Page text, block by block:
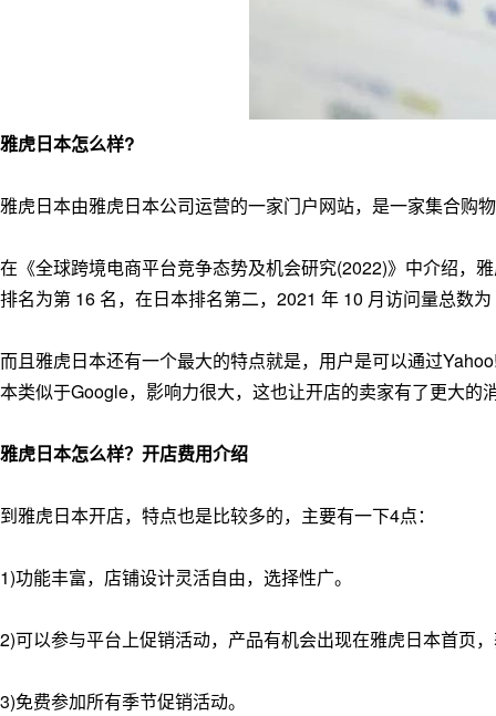
雅虎日本怎么样?
雅虎日本由雅虎日本公司运营的一家门户网站，是一家集合购
在《全球跨境电商平台竞争态势及机会研究(2022)》中介绍，
排名为第 16 名，在日本排名第二，2021 年 10 月访问量总数
而且雅虎日本还有一个最大的特点就是，用户是可以通过
本类似于Google，影响力很大，这也让开店的卖家有了更大的
雅虎日本怎么样？开店费用介绍
到雅虎日本开店，特点也是比较多的，主要有一下4点：
1)功能丰富，店铺设计灵活自由，选择性广。
2)可以参与平台上促销活动，产品有机会出现在雅虎日本首页
3)免费参加所有季节促销活动。